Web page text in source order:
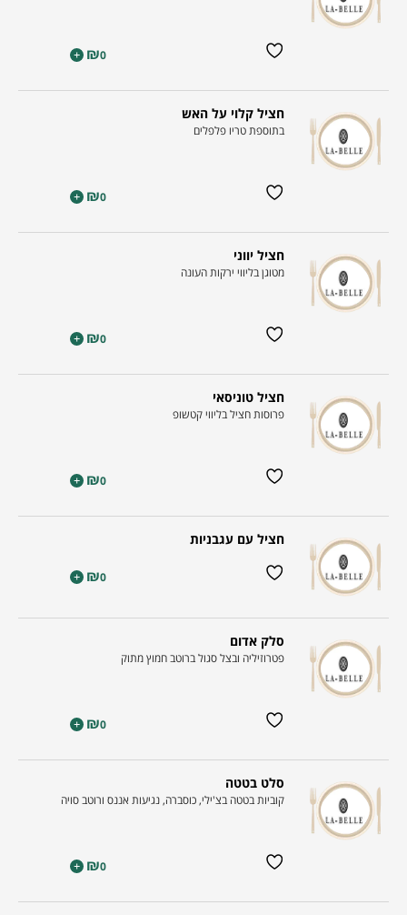
₪0
+
חציל קלוי על האש
בתוספת טריו פלפלים
₪0
+
חציל יווני
מטוגן בליווי ירקות העונה
₪0
+
חציל טוניסאי
פרוסות חציל בליווי קטשופ
₪0
+
חציל עם עגבניות
₪0
+
סלק אדום
פטרוזיליה ובצל סגול ברוטב חמוץ מתוק
₪0
+
סלט בטטה
קוביות בטטה בצ'ילי, כוסברה, נגיעות אננס ורוטב סויה
₪0
+